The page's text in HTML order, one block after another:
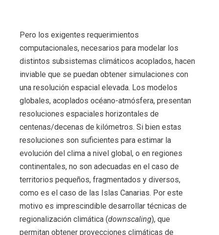
Pero los exigentes requerimientos
computacionales, necesarios para modelar los
distintos subsistemas climáticos acoplados, hacen
inviable que se puedan obtener simulaciones con
una resolución espacial elevada. Los modelos
globales, acoplados océano-atmósfera, presentan
resoluciones espaciales horizontales de
centenas/decenas de kilómetros. Si bien estas
resoluciones son suficientes para estimar la
evolución del clima a nivel global, o en regiones
continentales, no son adecuadas en el caso de
territorios pequeños, fragmentados y diversos,
como es el caso de las Islas Canarias. Por este
motivo es imprescindible desarrollar técnicas de
regionalización climática (downscaling), que
permitan obtener proyecciones climáticas de